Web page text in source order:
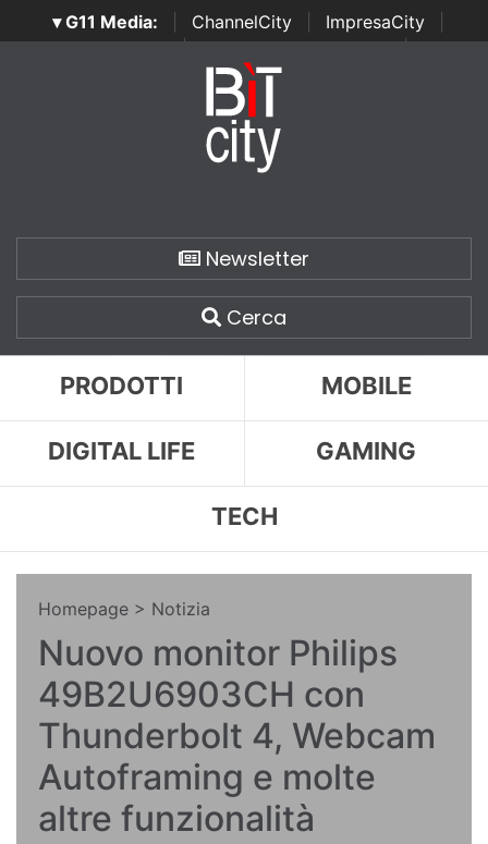
▾ G11 Media: ChannelCity ImpresaCity
SecurityOpenLab | Italian Channel Awards | Italian
Italian Security Awards
Newsletter
Cerca
PRODOTTI MOBILE
DIGITAL LIFE GAMING
TECH
Homepage > Notizia
Nuovo monitor Philips
49B2U6903CH con
Thunderbolt 4, Webcam
Autoframing e molte
altre funzionalità